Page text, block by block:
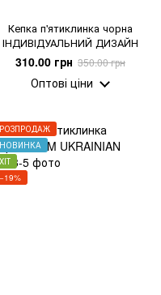
Кепка п'ятиклинка чорна
ІНДИВІДУАЛЬНИЙ ДИЗАЙН
310.00 грн 350.00 грн
Оптові ціни
РОЗПРОДАЖ
НОВИНКА
ХІТ
−19%